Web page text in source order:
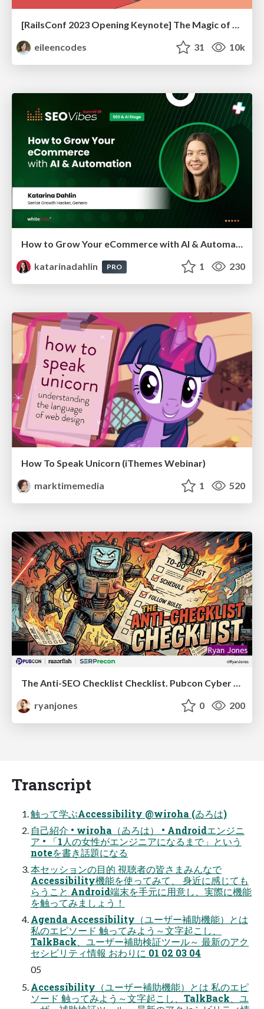
eileencodes
31 10k
How to Grow Your eCommerce with AI & Automation
katarinadahlin
PRO 1 230
How To Speak Unicorn (iThemes Webinar)
marktimemedia
1 520
ryanjones
0 200
Transcript
触って学ぶAccessibility @wiroha (ゐろは)
自己紹介 • wiroha（ゐろは） • Androidエンジニ
ア • 「1人の女性がエンジニアになるまで」という
noteを書き話題になる
本セッションの目的 視聴者の皆さまみんなで
Accessibility機能を使ってみて、 身近に感じても
らうこと Android端末を手元に用意し、実際に機能
を触ってみましょう！
Agenda Accessibility（ユーザー補助機能）とは
私のエピソード 触ってみよう～文字起こし、
TalkBack、ユーザー補助検証ツール～ 最新のアク
セシビリティ情報 おわりに 01 02 03 04
05
Accessibility（ユーザー補助機能）とは 私のエピ
ソード 触ってみよう～文字起こし、TalkBack、ユ